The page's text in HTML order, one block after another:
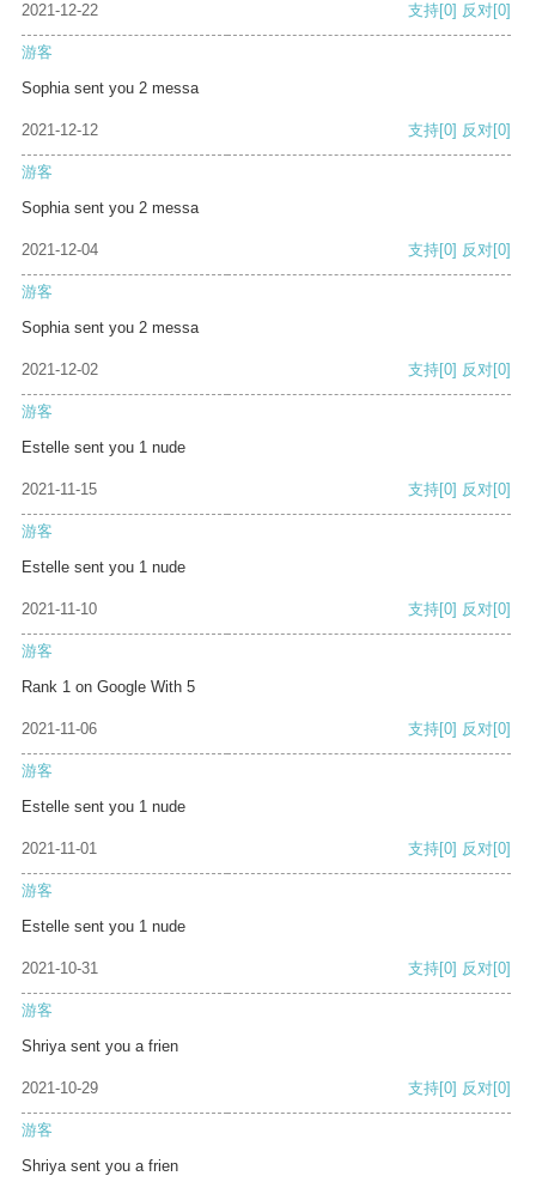
2021-12-22 支持[0] 反对[0]
游客
Sophia sent you 2 messa
2021-12-12 支持[0] 反对[0]
游客
Sophia sent you 2 messa
2021-12-04 支持[0] 反对[0]
游客
Sophia sent you 2 messa
2021-12-02 支持[0] 反对[0]
游客
Estelle sent you 1 nude
2021-11-15 支持[0] 反对[0]
游客
Estelle sent you 1 nude
2021-11-10 支持[0] 反对[0]
游客
Rank 1 on Google With 5
2021-11-06 支持[0] 反对[0]
游客
Estelle sent you 1 nude
2021-11-01 支持[0] 反对[0]
游客
Estelle sent you 1 nude
2021-10-31 支持[0] 反对[0]
游客
Shriya sent you a frien
2021-10-29 支持[0] 反对[0]
游客
Shriya sent you a frien